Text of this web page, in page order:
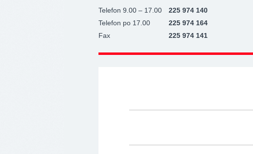
Telefon 9.00 – 17.00
225 974 140
Telefon po 17.00
225 974 164
Fax
225 974 141